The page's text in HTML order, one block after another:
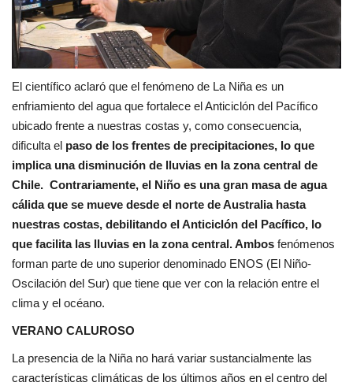
El científico aclaró que el fenómeno de La Niña es un
enfriamiento del agua que fortalece el Anticiclón del Pacífico
ubicado frente a nuestras costas y, como consecuencia,
dificulta el paso de los frentes de precipitaciones, lo que
implica una disminución de lluvias en la zona central de
Chile. Contrariamente, el Niño es una gran masa de agua
cálida que se mueve desde el norte de Australia hasta
nuestras costas, debilitando el Anticiclón del Pacífico, lo
que facilita las lluvias en la zona central. Ambos fenómenos
forman parte de uno superior denominado ENOS (El Niño-
Oscilación del Sur) que tiene que ver con la relación entre el
clima y el océano.
VERANO CALUROSO
La presencia de la Niña no hará variar sustancialmente las
características climáticas de los últimos años en el centro del